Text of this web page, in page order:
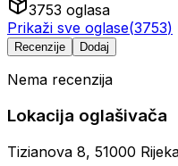
3753 oglasa
Prikaži sve oglase(3753)
Recenzije Dodaj
Nema recenzija
Lokacija oglašivača
Tizianova 8, 51000